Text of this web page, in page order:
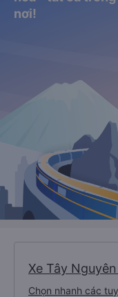
nơi!
Xe Tây
Chọn nhanh các